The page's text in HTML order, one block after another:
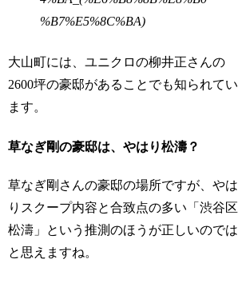
%B7%E5%8C%BA)
大山町には、ユニクロの柳井正さんの
2600坪の豪邸があることでも知られてい
ます。
草なぎ剛の豪邸は、やはり松濤？
草なぎ剛さんの豪邸の場所ですが、やは
りスクープ内容と合致点の多い「渋谷区
松濤」という推測のほうが正しいのでは
と思えますね。